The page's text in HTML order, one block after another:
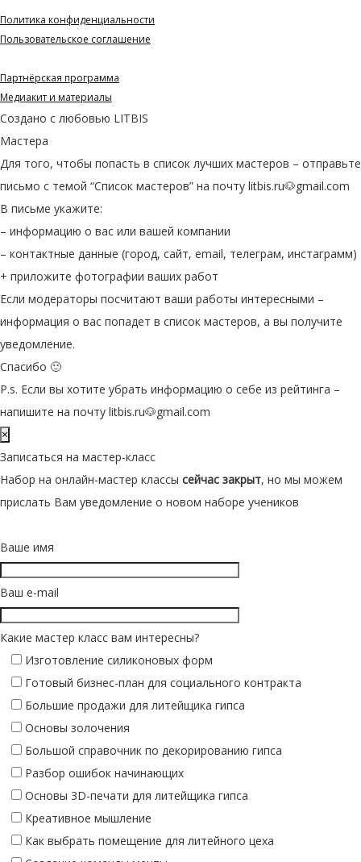
Политика конфиденциальности
Пользовательское соглашение
Партнёрская программа
Медиакит и материалы
Создано с любовью LITBIS
Мастера
Для того, чтобы попасть в список лучших мастеров – отправьте
письмо с темой “Список мастеров” на почту litbis.ru🐶gmail.com
В письме укажите:
– информацию о вас или вашей компании
– контактные данные (город, сайт, email, телеграм, инстаграмм)
+ приложите фотографии ваших работ
Если модераторы посчитают ваши работы интересными –
информация о вас попадет в список мастеров, а вы получите
уведомление.
Спасибо 🙂
P.s. Если вы хотите убрать информацию о себе из рейтинга –
напишите на почту litbis.ru🐶gmail.com
×
Записаться на мастер-класс
Набор на онлайн-мастер классы сейчас закрыт, но мы можем
прислать Вам уведомление о новом наборе учеников
Ваше имя
Ваш e-mail
Какие мастер класс вам интересны?
Изготовление силиконовых форм
Готовый бизнес-план для социального контракта
Большие продажи для литейщика гипса
Основы золочения
Большой справочник по декорированию гипса
Разбор ошибок начинающих
Основы 3D-печати для литейщика гипса
Креативное мышление
Как выбрать помещение для литейного цеха